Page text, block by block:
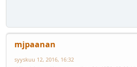
mjpaanan
syyskuu 12, 2016, 16:32